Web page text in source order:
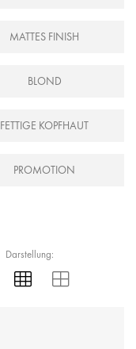
MATTES FINISH
BLOND
FETTIGE KOPFHAUT
PROMOTION
Darstellung: